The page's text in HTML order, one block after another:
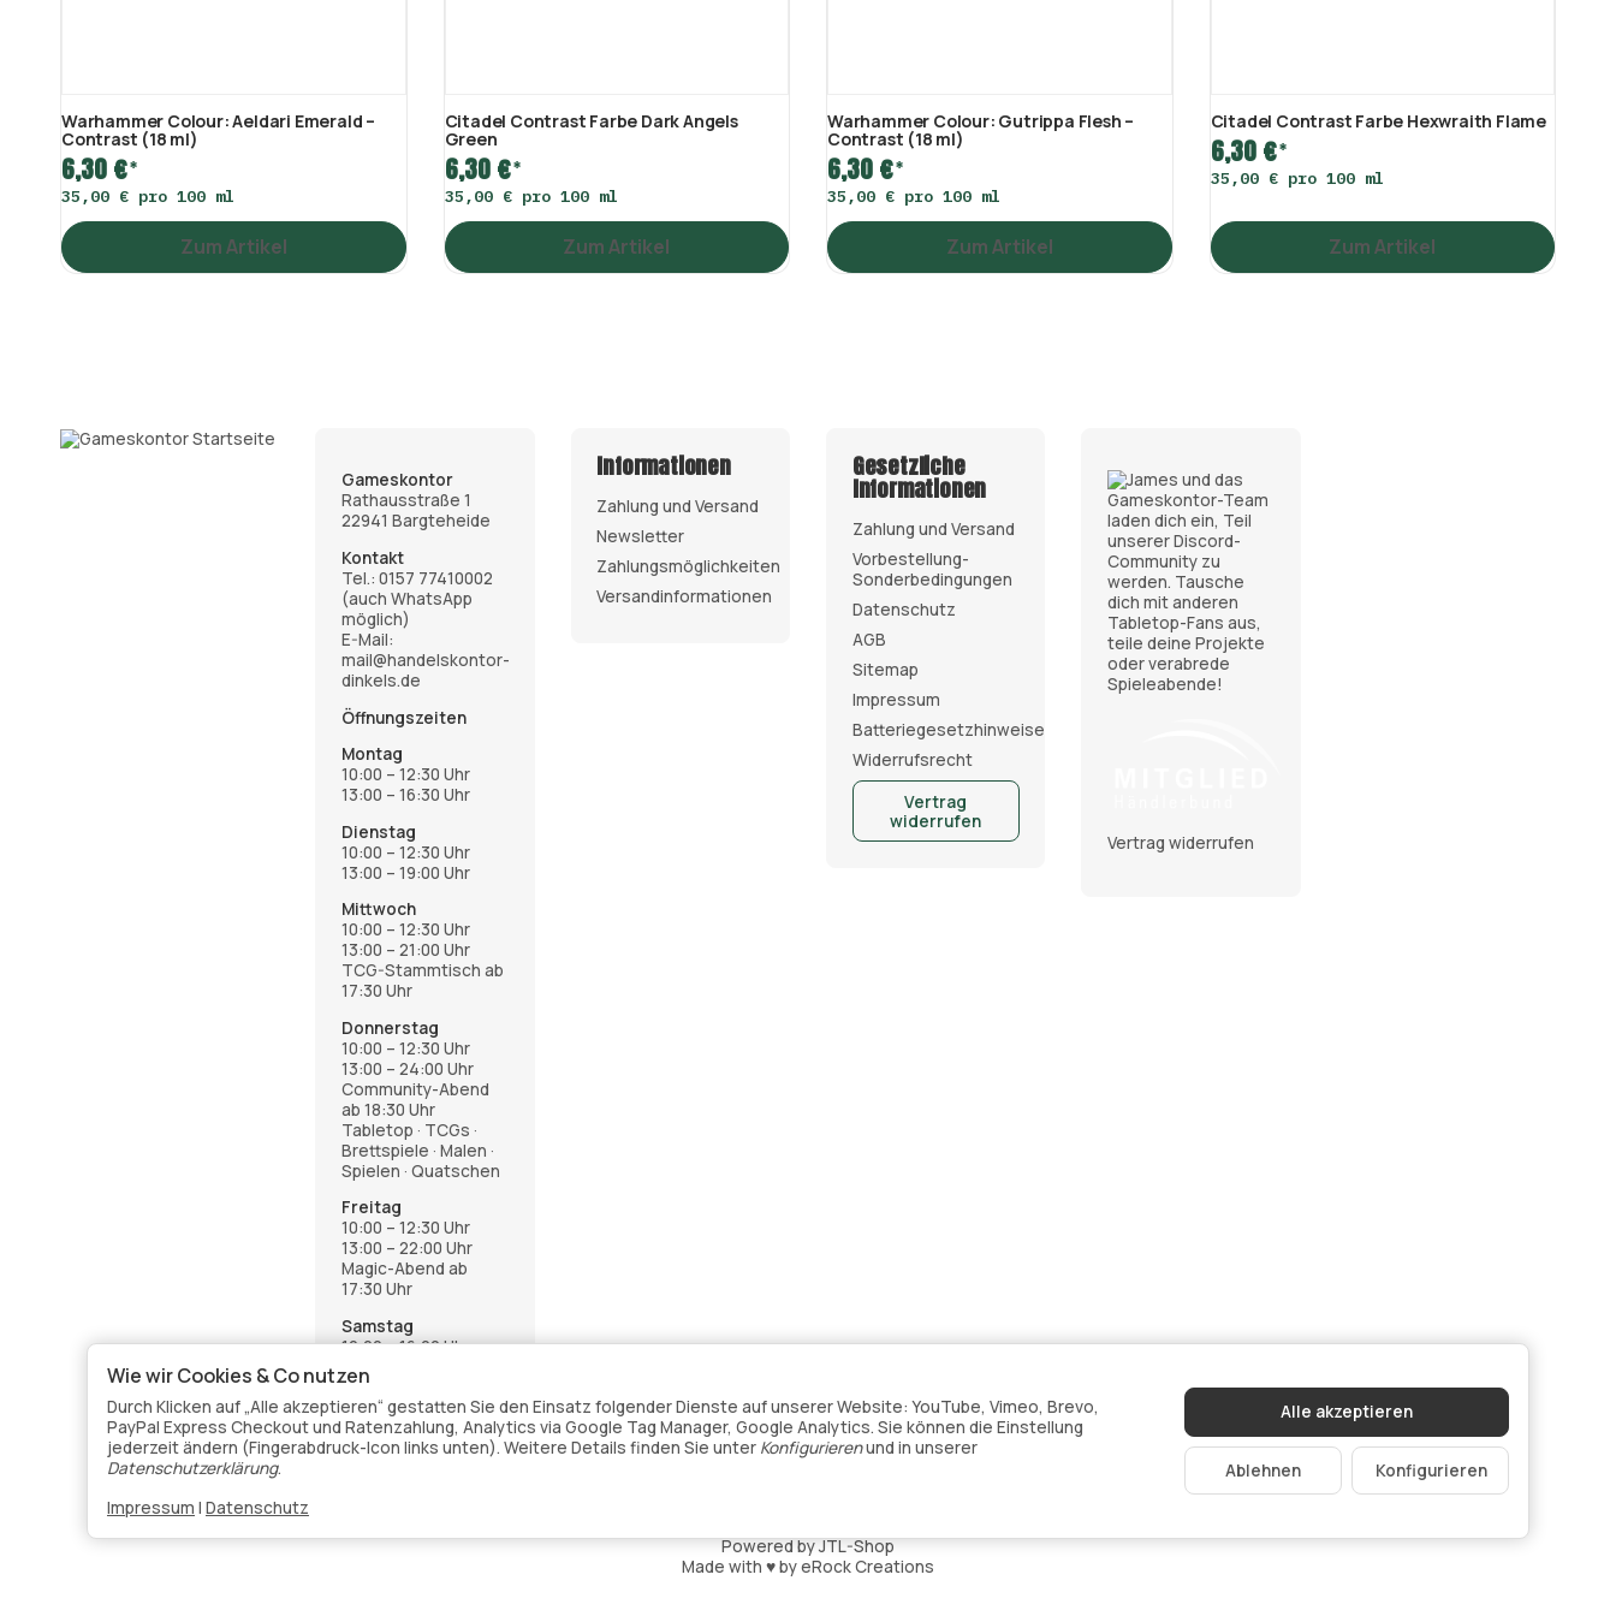
Warhammer Colour: Aeldari Emerald –
Contrast (18 ml)
6,30 €*
35,00 € pro 100 ml
Zum Artikel
Citadel Contrast Farbe Dark Angels
Green
6,30 €*
35,00 € pro 100 ml
Zum Artikel
Warhammer Colour: Gutrippa Flesh –
Contrast (18 ml)
6,30 €*
35,00 € pro 100 ml
Zum Artikel
Citadel Contrast Farbe Hexwraith Flame
6,30 €*
35,00 € pro 100 ml
Zum Artikel
Gameskontor
Rathausstraße 1
22941 Bargteheide
Kontakt
Tel.:0157 77410002
(auch WhatsApp
möglich)
E-Mail:
mail@handelskontor-
dinkels.de
Öffnungszeiten
Montag
10:00 – 12:30 Uhr
13:00 – 16:30 Uhr
Dienstag
10:00 – 12:30 Uhr
13:00 – 19:00 Uhr
Mittwoch
10:00 – 12:30 Uhr
13:00 – 21:00 Uhr
TCG-Stammtisch ab
17:30 Uhr
Donnerstag
10:00 – 12:30 Uhr
13:00 – 24:00 Uhr
Community-Abend
ab 18:30 Uhr
Tabletop · TCGs ·
Brettspiele · Malen ·
Spielen · Quatschen
Freitag
10:00 – 12:30 Uhr
13:00 – 22:00 Uhr
Magic-Abend ab
17:30 Uhr
Samstag
12:00 – 16:00 Uhr
Anmeldung über die
Events-Seite im
Shop
Informationen
Zahlung und Versand
Newsletter
Zahlungsmöglichkeiten
Versandinformationen
Gesetzliche
Informationen
Zahlung und Versand
Vorbestellung-
Sonderbedingungen
Datenschutz
AGB
Sitemap
Impressum
Batteriegesetzhinweise
Widerrufsrecht
Vertrag
widerrufen
Vertrag widerrufen
Powered byJTL-Shop
Made with ♥byeRock Creations
Alle akzeptieren
Ablehnen Konfigurieren
Wie wir Cookies & Co nutzen
Durch Klicken auf „Alle akzeptieren“ gestatten Sie den Einsatz folgender Dienste auf unserer Website: YouTube, Vimeo, Brevo,
PayPal Express Checkout und Ratenzahlung, Analytics via Google Tag Manager, Google Analytics. Sie können die Einstellung
jederzeit ändern (Fingerabdruck-Icon links unten). Weitere Details finden Sie unter Konfigurierenund in unserer
Datenschutzerklärung.
Impressum | Datenschutz